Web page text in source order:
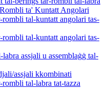
ta' Kuntatt Angolari
rombli tal-kuntatt angolari tas-
rombli tal-kuntatt angolari tas-
assjali u assemblaġġ tal-
assjali kkombinati
tal-labra tat-tazza